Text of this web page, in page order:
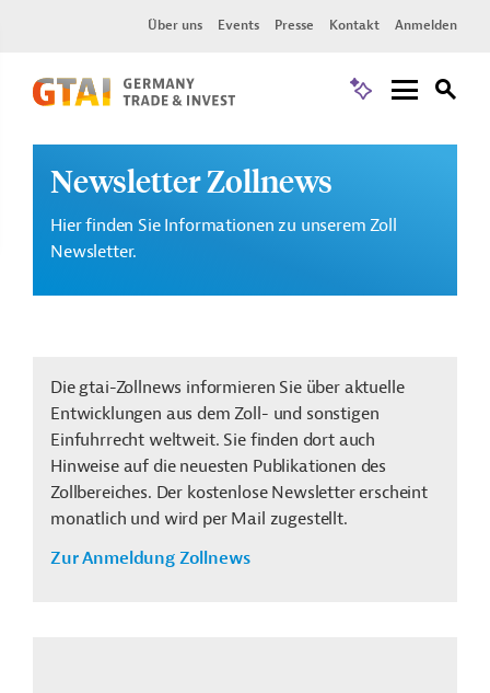
Über uns Events Presse Kontakt Anmelden
Newsletter Zollnews
Hier finden Sie Informationen zu unserem Zoll
Newsletter.
Die gtai-Zollnews informieren Sie über aktuelle
Entwicklungen aus dem Zoll- und sonstigen
Einfuhrrecht weltweit. Sie finden dort auch
Hinweise auf die neuesten Publikationen des
Zollbereiches. Der kostenlose Newsletter erscheint
monatlich und wird per Mail zugestellt.
Zur Anmeldung Zollnews